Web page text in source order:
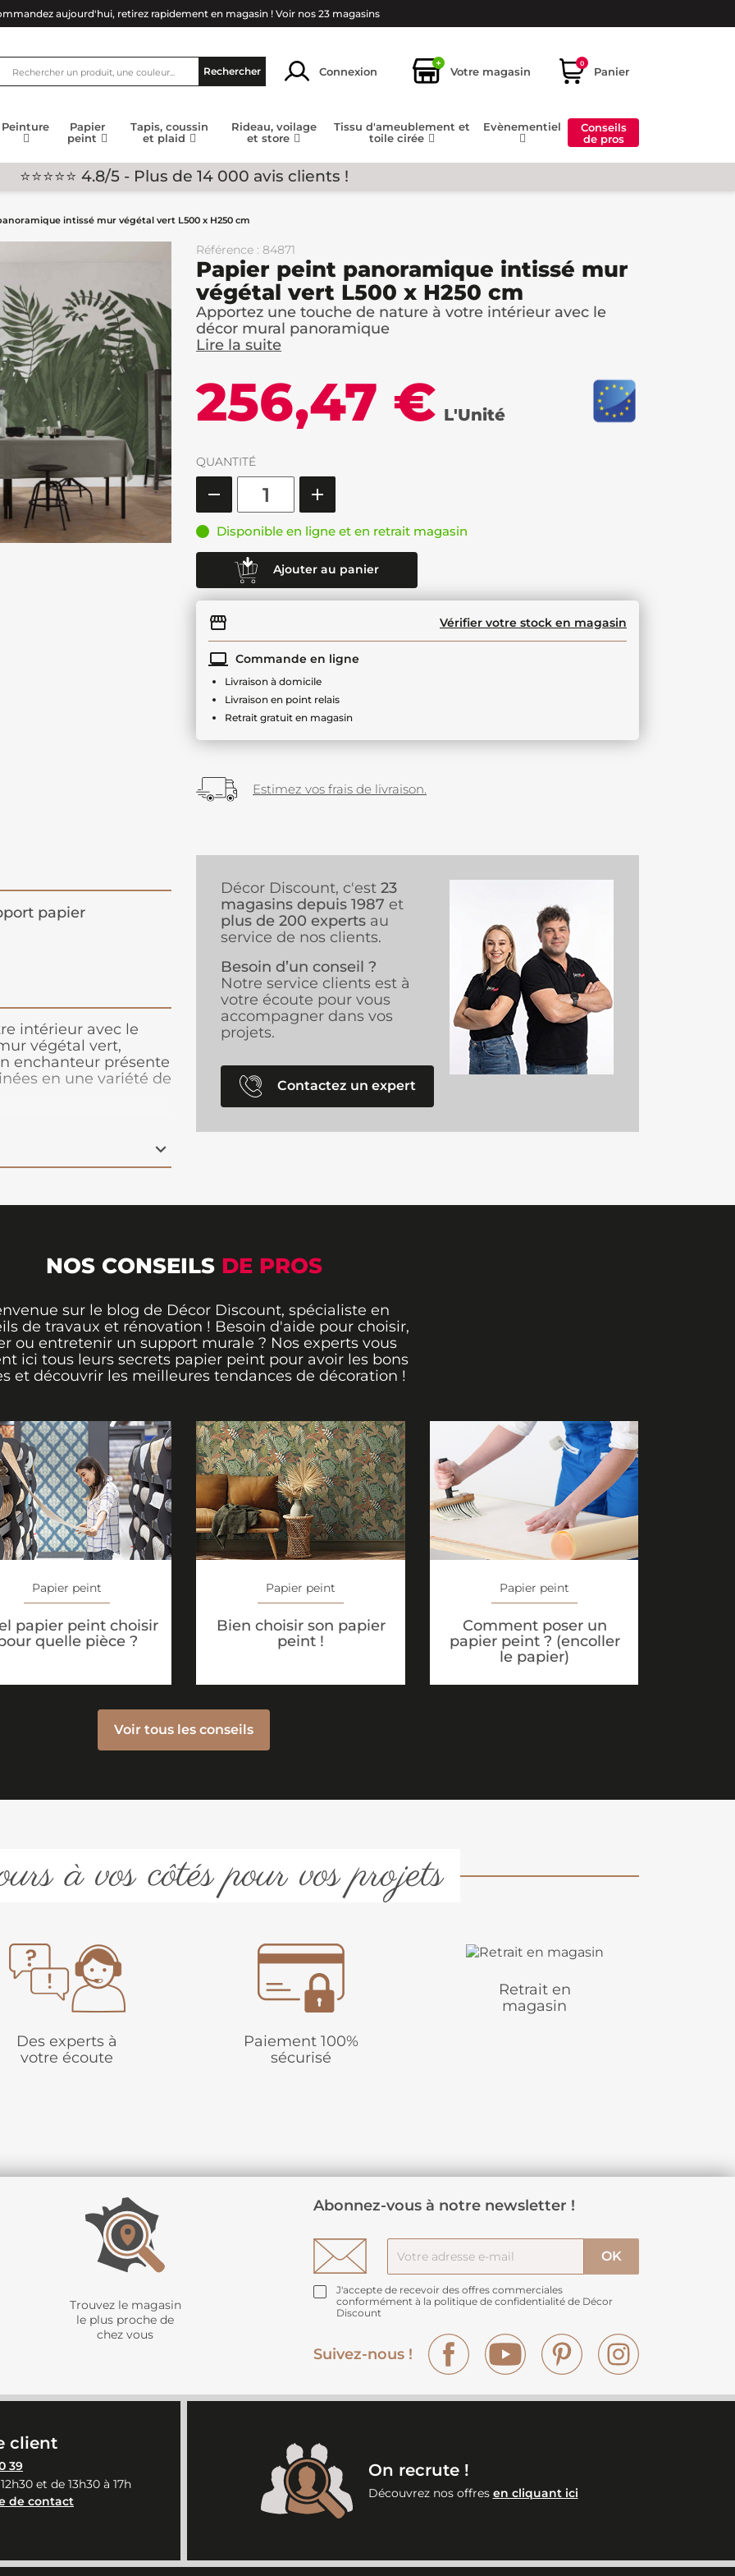
aujourd'hui, retirez rapidement en magasin ! Voir nos 23 magasins
Rechercher Connexion
+
Votre magasin
0
Panier
Peinture
Papier
peint
Tapis, coussin
et plaid
Rideau, voilage
et store
Tissu d'ameublement et
toile cirée
Evènementiel
Conseils
de pros
⭐⭐⭐⭐⭐ 4.8/5 - Plus de 14 000 avis clients !
intissé mur végétal vert L500 x H250 cm
Référence : 84871
Papier peint panoramique intissé mur
végétal vert L500 x H250 cm
Apportez une touche de nature à votre intérieur avec le
décor mural panoramique
Lire la suite
256,47 € L'Unité
QUANTITÉ
Disponible en ligne et en retrait magasin
Ajouter au panier
Vérifier votre stock en magasin
Commande en ligne
Livraison à domicile
Livraison en point relais
Retrait gratuit en magasin
Estimez vos frais de livraison.
papier
intérieur avec le
végétal vert,
enchanteur présente
en une variété de
frais, se fond
de calme et
en un véritable
le temps. Offrez à
Décor Discount, c'est 23
magasins depuis 1987 et
plus de 200 experts au
service de nos clients.
Besoin d’un conseil ?
Notre service clients est à
votre écoute pour vous
accompagner dans vos
projets.
Contactez un expert
NOS CONSEILS DE PROS
sur le blog de Décor Discount, spécialiste en
de travaux et rénovation ! Besoin d'aide pour choisir,
ou entretenir un support murale ? Nos experts vous
ici tous leurs secrets papier peint pour avoir les bons
et découvrir les meilleures tendances de décoration !
Papier peint
papier peint choisir
quelle pièce ?
Papier peint
Bien choisir son papier
peint !
Papier peint
Comment poser un
papier peint ? (encoller
le papier)
Voir tous les conseils
à vos côtés pour vos projets
Des experts à
votre écoute
Paiement 100%
sécurisé
Retrait en
magasin
Trouvez le magasin
le plus proche de
chez vous
Abonnez-vous à notre newsletter !
J'accepte de recevoir des offres commerciales
conformément à la politique de confidentialité de Décor
Discount
Suivez-nous !
Facebook YouTube Pinterest
client
39
et de 13h30 à 17h
de contact
On recrute !
Découvrez nos offres en cliquant ici